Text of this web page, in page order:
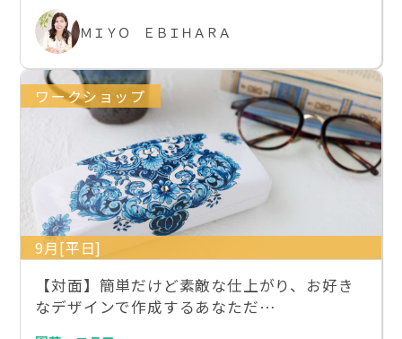
ＭＩＹＯ ＥＢＩＨＡＲＡ
ワークショップ
9月[平日]
【対面】簡単だけど素敵な仕上がり、お好き
なデザインで作成するあなただ…